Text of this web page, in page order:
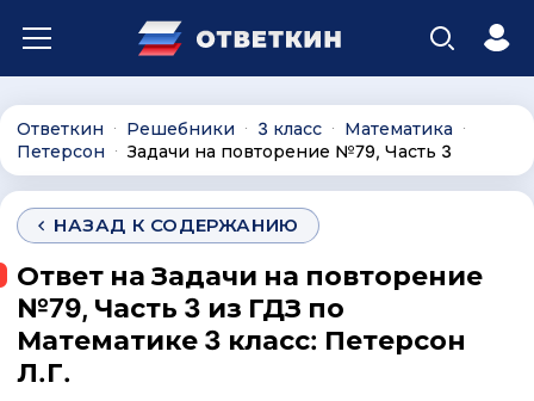
Ответкин ∙ Решебники ∙ 3 класс ∙ Математика ∙
Петерсон ∙ Задачи на повторение №79, Часть 3
НАЗАД К СОДЕРЖАНИЮ
Ответ на Задачи на повторение
№79, Часть 3 из ГДЗ по
Математике 3 класс: Петерсон
Л.Г.